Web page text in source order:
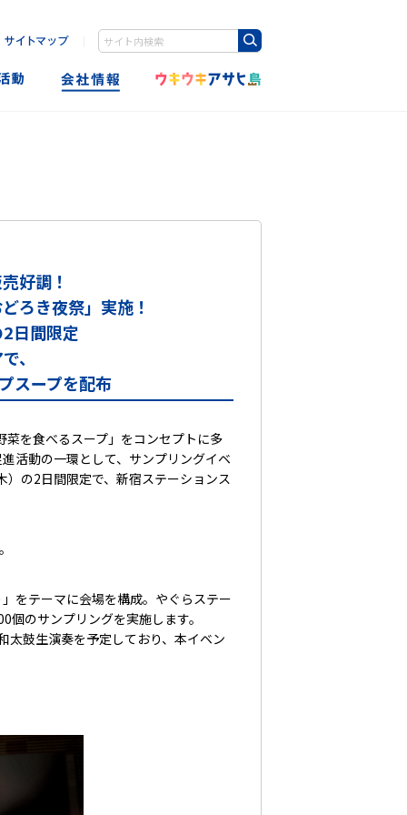
Write your search query here
好調！
ろき夜祭」実施！
日間限定
、
スープを配布
を食べるスープ」をコンセプトに多
活動の一環として、サンプリングイベ
の2日間限定で、新宿ステーションス
をテーマに会場を構成。やぐらステー
のサンプリングを実施します。
鼓生演奏を予定しており、本イベン